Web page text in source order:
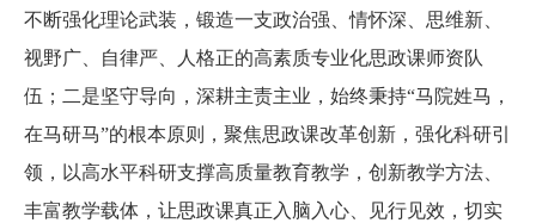
不断强化理论武装，锻造一支政治强、情怀深、思维新、
视野广、自律严、人格正的高素质专业化思政课师资队
伍；二是坚守导向，深耕主责主业，始终秉持“马院姓马，
在马研马”的根本原则，聚焦思政课改革创新，强化科研引
领，以高水平科研支撑高质量教育教学，创新教学方法、
丰富教学载体，让思政课真正入脑入心、见行见效，切实